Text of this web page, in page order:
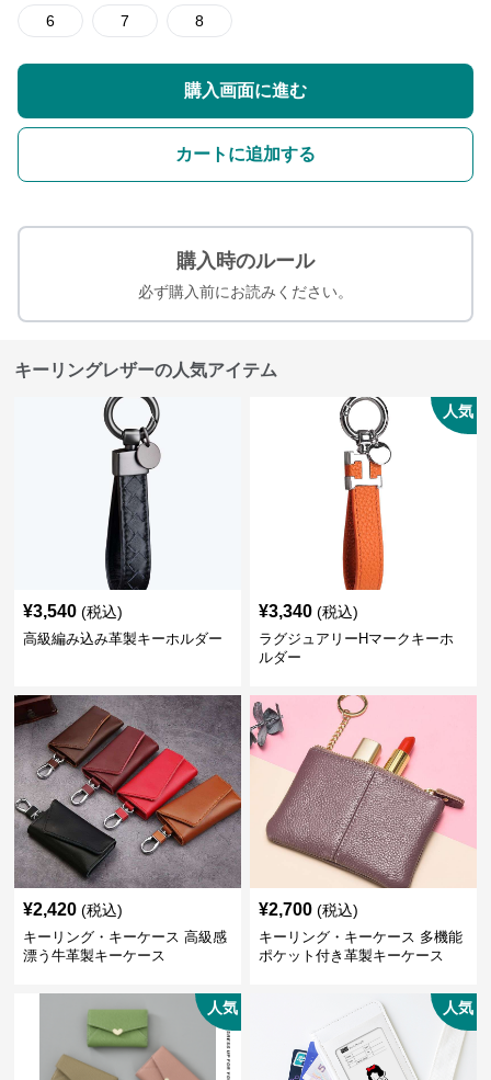
6 7 8
購入画面に進む
カートに追加する
購入時のルール
必ず購入前にお読みください。
キーリングレザーの人気アイテム
¥3,540 (税込)
高級編み込み革製キーホルダー
人気
¥3,340 (税込)
ラグジュアリーHマークキーホ
ルダー
¥2,420 (税込)
キーリング・キーケース 高級感
漂う牛革製キーケース
¥2,700 (税込)
キーリング・キーケース 多機能
ポケット付き革製キーケース
人気 人気